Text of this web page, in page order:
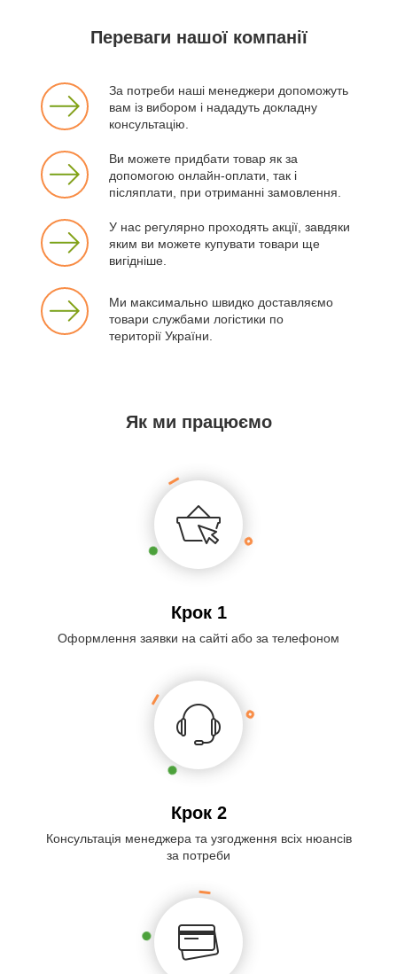
Переваги нашої компанії
За потреби наші менеджери допоможуть
вам із вибором і нададуть докладну
консультацію.
Ви можете придбати товар як за
допомогою онлайн-оплати, так і
післяплати, при отриманні замовлення.
У нас регулярно проходять акції, завдяки
яким ви можете купувати товари ще
вигідніше.
Ми максимально швидко доставляємо
товари службами логістики по
території України.
Як ми працюємо
Крок 1
Оформлення заявки на сайті або за телефоном
Крок 2
Консультація менеджера та узгодження всіх нюансів
за потреби